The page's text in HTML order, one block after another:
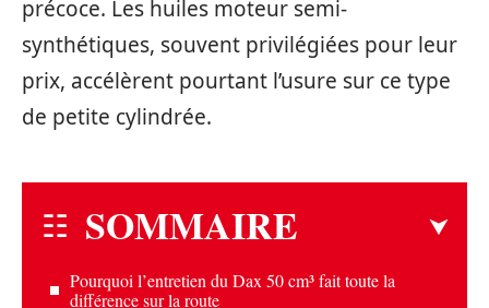
précoce. Les huiles moteur semi-
synthétiques, souvent privilégiées pour leur
prix, accélèrent pourtant l’usure sur ce type
de petite cylindrée.
SOMMAIRE
Pourquoi l’entretien du Dax 50 cm³ fait toute la
différence sur la route